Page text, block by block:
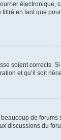
en tant que
soient corrects.
et qu’il soit
de
discussions du